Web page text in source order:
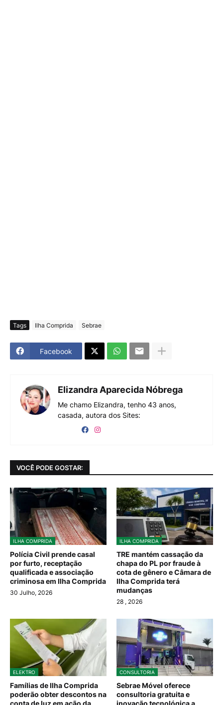
Tags Ilha Comprida Sebrae
Facebook
Elizandra Aparecida Nóbrega
Me chamo Elizandra, tenho 43 anos,
casada, autora dos Sites:
VOCÊ PODE GOSTAR:
ILHA COMPRIDA
Polícia Civil prende casal
por furto, receptação
qualificada e associação
criminosa em Ilha Comprida
30 Julho, 2026
ILHA COMPRIDA
TRE mantém cassação da
chapa do PL por fraude à
cota de gênero e Câmara de
Ilha Comprida terá
mudanças
28 , 2026
ELEKTRO
Famílias de Ilha Comprida
poderão obter descontos na
CONSULTORIA
Sebrae Móvel oferece
consultoria gratuita e